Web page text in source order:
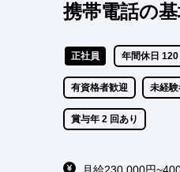
携帯電話の
正社員 年間休日
有資格者歓迎 未経
賞与年 2 回あり